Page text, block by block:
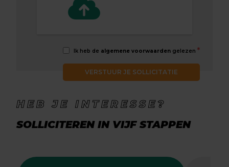
Ik heb de algemene voorwaarden gelezen *
VERSTUUR JE SOLLICITATIE
HEB JE INTERESSE?
SOLLICITEREN IN VIJF STAPPEN